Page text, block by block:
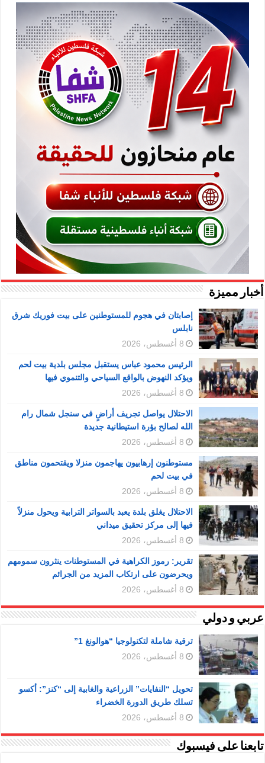
أخبار مميزة
إصابتان في هجوم للمستوطنين على بيت فوريك شرق
نابلس
8 أغسطس، 2026
الرئيس محمود عباس يستقبل مجلس بلدية بيت لحم
ويؤكد النهوض بالواقع السياحي والتنموي فيها
8 أغسطس، 2026
الاحتلال يواصل تجريف أراضٍ في سنجل شمال رام
الله لصالح بؤرة استيطانية جديدة
8 أغسطس، 2026
مستوطنون إرهابيون يهاجمون منزلا ويقتحمون مناطق
في بيت لحم
8 أغسطس، 2026
الاحتلال يغلق بلدة يعبد بالسواتر الترابية ويحول منزلاً
فيها إلى مركز تحقيق ميداني
8 أغسطس، 2026
تقرير: رموز الكراهية في المستوطنات ينثرون سمومهم
ويحرضون على ارتكاب المزيد من الجرائم
8 أغسطس، 2026
عربي و دولي
ترقية شاملة لتكنولوجيا “هوالونغ 1”
8 أغسطس، 2026
تحويل “النفايات” الزراعية والغابية إلى “كنز”: أكسو
تسلك طريق الدورة الخضراء
8 أغسطس، 2026
تابعنا على فيسبوك